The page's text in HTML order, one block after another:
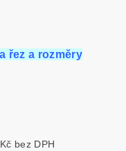
řez a rozměry
od 2 031,40 Kč bez DPH